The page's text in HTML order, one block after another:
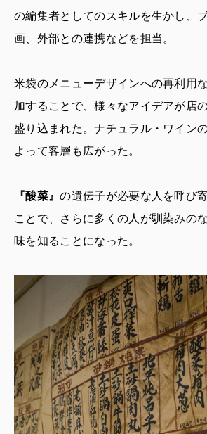
の編集者としてのスキルを生かし、
画、外部との連携などを担当。
米袋のメニューデザインへの再利用
加することで、様々なアイデアが店
盛り込まれた。ナチュラル・ワイン
よって客層も広がった。
『酸菜』の遺伝子が必要な人を呼び
ことで、さらに多くの人が馴染みの
味を知ることになった。